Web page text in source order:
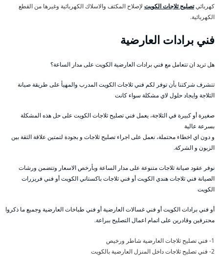
كهربائيتصليح ثلاجات الكويت لإصلاح المكثف والاسلاك الكهربائية وغيرها من القطع
الكهربائية.
فني برادات العارضية
هل تريد ان تتعامل مع فني برادات العارضية الكويت على مدار الساعة؟
تتشرف شركتنا بأن توفر لكم فني ثلاجات الكويت المدرب والمهيأ على طريقة صيانة
الثلاجة وايجاد حلول لاي مشكلة سواء كانت
صغيرة أو كبيرة في الثلاجة، يعمل فني تصليح ثلاجات الكويت على حل هذه المشكلة
بسرعة عالية
و دون اي اخطاء محتملة، نعمل على اجراء تصليح ثلاجات و بجودة لتمتين علاقة الثقة بين
الزبون و الشركة.
نوفر عقود صيانة ثلاجات متنوعة على مدار الساعة وبأرخص الاسعار وتتضمن ورشات
الصيانة فني ثلاجات هندي الكويت أو فني ثلاجات باكستاني الكويت أو فني فريزرات
الكويت
أو فني برادات الكويت أو فني غسالات العارضية أو فني طباخات العارضية وجميع ما ذكروا
محترفين وقادرين على اتمام اعمال التصليح ببراعة.
1- فني تصليح ثلاجات العارضية شاطر ورخيص
2- فني تصليح ثلاجات داخل المنزل العارضية بالكويت